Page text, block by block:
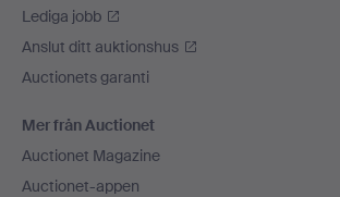
Lediga jobb
Anslut ditt auktionshus
Auctionets garanti
Mer från Auctionet
Auctionet Magazine
Auctionet-appen